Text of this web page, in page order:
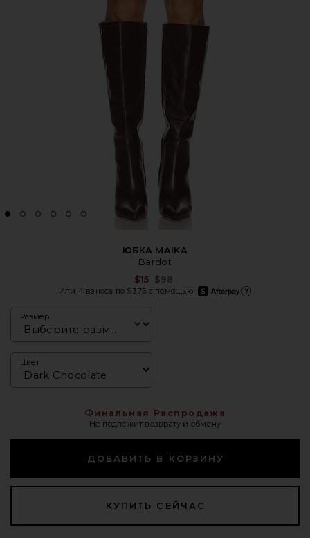
ЮБКА MAIKA
Bardot
$15 Previous price:
$98
Или 4 взноса по $3.75 с помощью
afterpay
Размер
Цвет
Финальная Распродажа
Не подлежит возврату и обмену
ДОБАВИТЬ В КОРЗИНУ
КУПИТЬ СЕЙЧАС